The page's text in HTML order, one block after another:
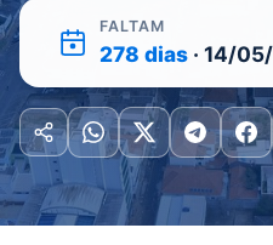
FALTAM
278 dias · 14/